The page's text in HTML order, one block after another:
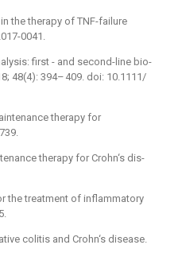
the ther­apy of TNF-failure
0041.
first -⁠ and second-line bio­
48(4): 394– 409. doi: 10.1111/
ther­apy for
ther­apy for Crohn‘s dis­
the treatment of inflam­matory
colitis and Crohn‘s dis­ease.